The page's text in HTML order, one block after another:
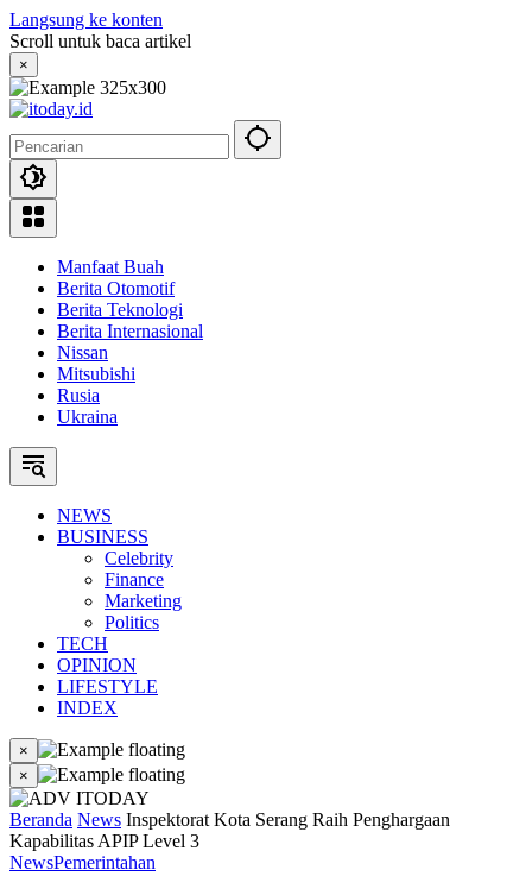
Langsung ke konten
Scroll untuk baca artikel
×
Manfaat Buah
Berita Otomotif
Berita Teknologi
Berita Internasional
Nissan
Mitsubishi
Rusia
Ukraina
NEWS
BUSINESS
Celebrity
Finance
Marketing
Politics
TECH
OPINION
LIFESTYLE
INDEX
×
×
Beranda News Inspektorat Kota Serang Raih Penghargaan
Kapabilitas APIP Level 3
NewsPemerintahan